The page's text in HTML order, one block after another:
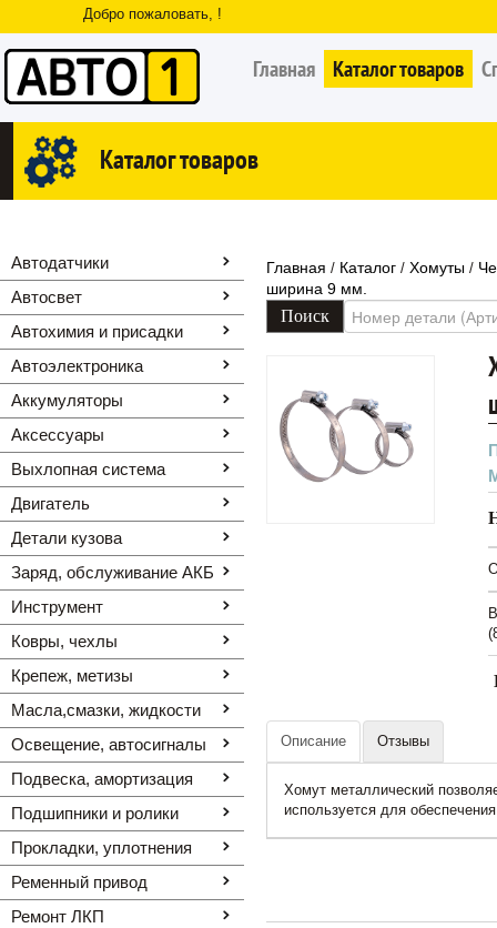
Добро пожаловать, !
Главная Каталог товаров
Каталог товаров
Автодатчики
Автосвет
Автохимия и присадки
Автоэлектроника
Аккумуляторы
Аксессуары
Выхлопная система
Двигатель
Детали кузова
Заряд, обслуживание АКБ
Инструмент
Ковры, чехлы
Крепеж, метизы
Масла,смазки, жидкости
Освещение, автоcигналы
Подвеска, амортизация
Подшипники и ролики
Прокладки, уплотнения
Ременный привод
Ремонт ЛКП
Главная / Каталог / Хомуты /
ширина 9 мм.
Описание Отзывы
Хомут металлический
используется для